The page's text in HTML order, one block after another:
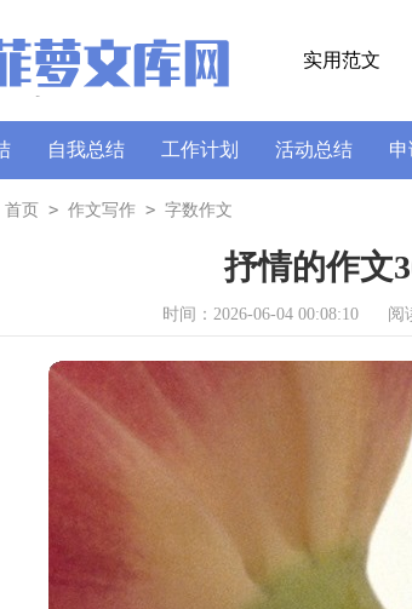
实用范文
自我总结 工作计划 活动总结
讲话稿 广播稿 通讯稿
首页 > 作文写作 > 字数作文
抒情的作文
时间：2026-06-04 00:08:10 阅